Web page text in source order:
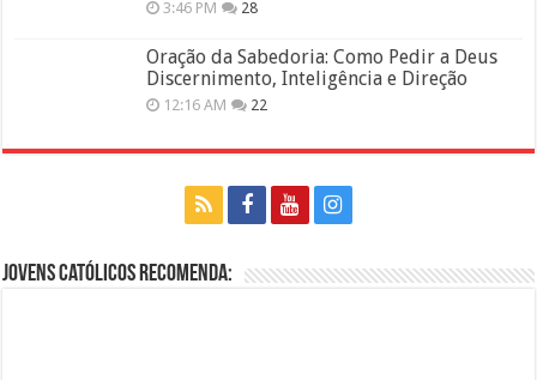
3:46 PM 28
Oração da Sabedoria: Como Pedir a Deus
Discernimento, Inteligência e Direção
12:16 AM 22
Jovens Católicos Recomenda: